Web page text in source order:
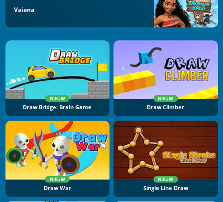
Vaiana
NIEUW
Draw Bridge: Brain Game
NIEUW
Draw Climber
NIEUW
Draw War
NIEUW
Single Line Draw